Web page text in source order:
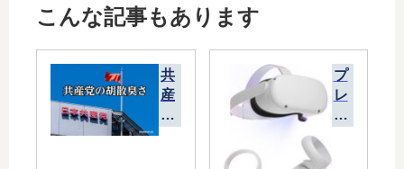
こんな記事もあります
共
産
党
プ
レ
ス